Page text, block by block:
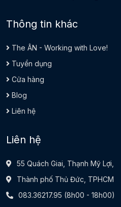
Thông tin khác
The ÂN - Working with Love!
Tuyển dụng
Cửa hàng
Blog
Liên hệ
Liên hệ
55 Quách Giai, Thạnh Mỹ Lợi,
Thành phố Thủ Đức, TPHCM
083.36217.95 (8h00 - 18h00)